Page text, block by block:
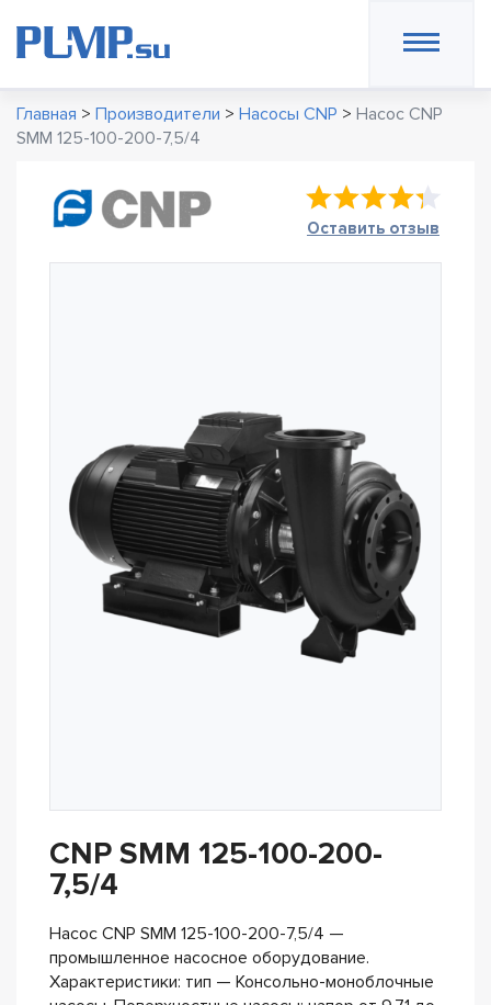
Главная > Производители > Насосы CNP > Насос CNP
SMM 125-100-200-7,5/4
Оставить отзыв
CNP SMM 125-100-200-
7,5/4
Насос CNP SMM 125-100-200-7,5/4 —
промышленное насосное оборудование.
Характеристики: тип — Консольно-моноблочные